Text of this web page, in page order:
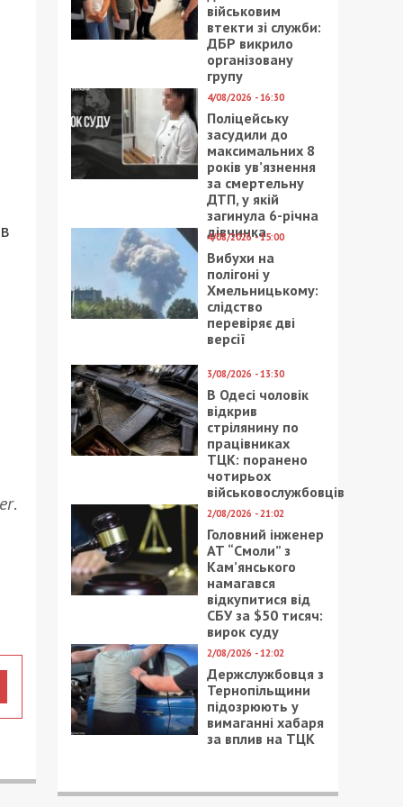
.
військовим
втекти зі служби:
ДБР викрило
організовану
групу
4/08/2026 - 16:30
Поліцейську
засудили до
максимальних 8
років ув’язнення
за смертельну
ДТП, у якій
загинула 6-річна
дівчинка
4/08/2026 - 15:00
Вибухи на
полігоні у
Хмельницькому:
слідство
перевіряє дві
версії
3/08/2026 - 13:30
В Одесі чоловік
відкрив
стрілянину по
працівниках
ТЦК: поранено
чотирьох
військовослужбовців
2/08/2026 - 21:02
Головний інженер
АТ “Смоли” з
Кам’янського
намагався
відкупитися від
СБУ за $50 тисяч:
вирок суду
2/08/2026 - 12:02
Держслужбовця з
Тернопільщини
підозрюють у
вимаганні хабаря
за вплив на ТЦК